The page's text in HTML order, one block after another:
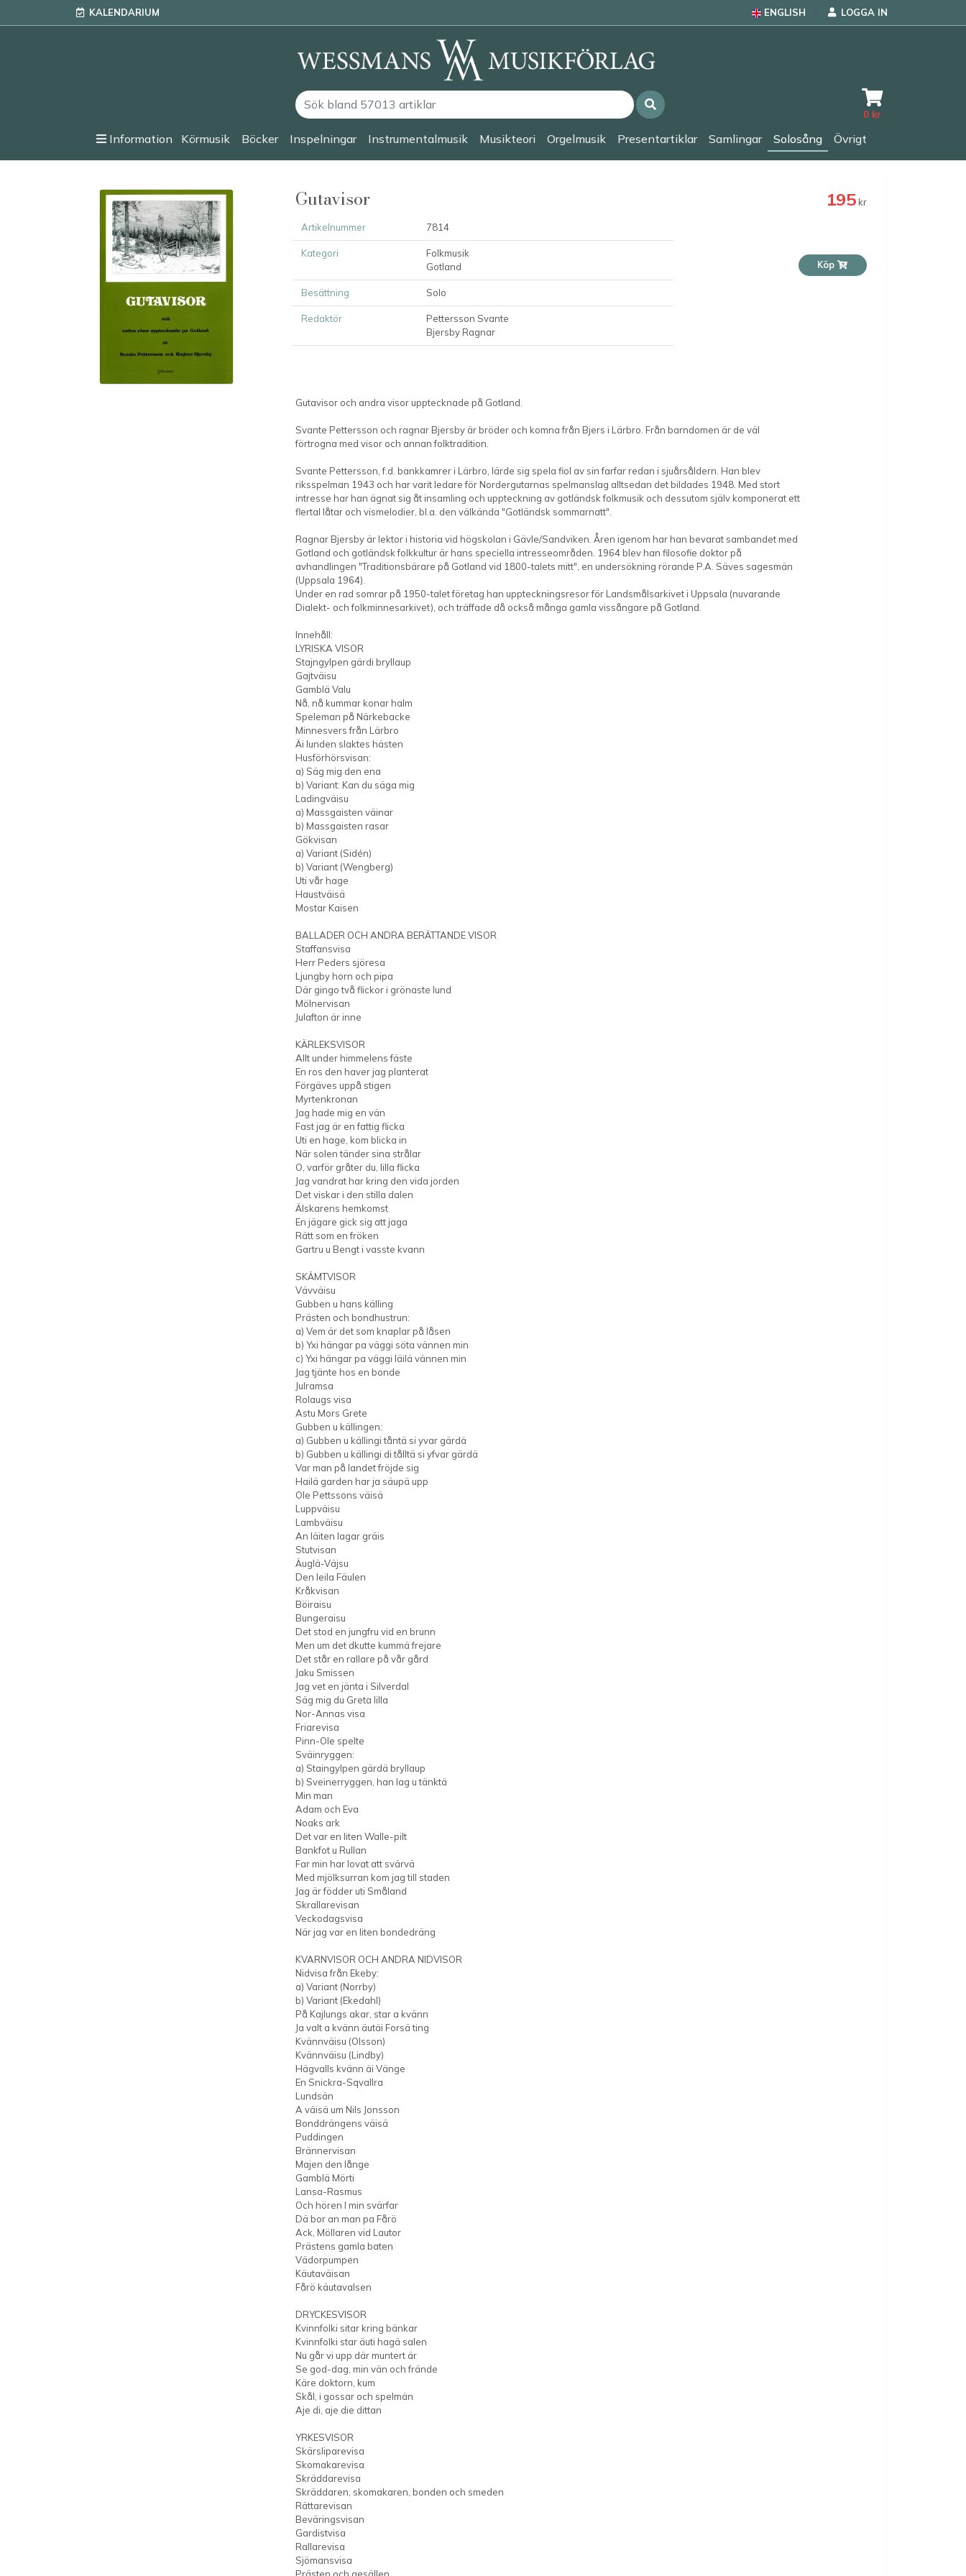
KALENDARIUM ENGLISH LOGGA IN
0 kr
Information Körmusik Böcker Inspelningar Instrumentalmusik Musikteori Orgelmusik Presentartiklar Samlingar Solosång Övrigt
Gutavisor
Artikelnummer 7814
Kategori
Folkmusik
Gotland
Besättning Solo
Redaktör
Pettersson Svante
Bjersby Ragnar
195 kr
Köp
Gutavisor och andra visor upptecknade på Gotland.
Svante Pettersson och ragnar Bjersby är bröder och komna från Bjers i Lärbro. Från barndomen är de väl
förtrogna med visor och annan folktradition.
Svante Pettersson, f.d. bankkamrer i Lärbro, lärde sig spela fiol av sin farfar redan i sjuårsåldern. Han blev
riksspelman 1943 och har varit ledare för Nordergutarnas spelmanslag alltsedan det bildades 1948. Med stort
intresse har han ägnat sig åt insamling och uppteckning av gotländsk folkmusik och dessutom själv komponerat ett
flertal låtar och vismelodier, bl.a. den välkända "Gotländsk sommarnatt".
Ragnar Bjersby är lektor i historia vid högskolan i Gävle/Sandviken. Åren igenom har han bevarat sambandet med
Gotland och gotländsk folkkultur är hans speciella intresseområden. 1964 blev han filosofie doktor på
avhandlingen "Traditionsbärare på Gotland vid 1800-talets mitt", en undersökning rörande P.A. Säves sagesmän
(Uppsala 1964).
Under en rad somrar på 1950-talet företag han uppteckningsresor för Landsmålsarkivet i Uppsala (nuvarande
Dialekt- och folkminnesarkivet), och träffade då också många gamla vissångare på Gotland.
Innehåll:
LYRISKA VISOR
Stajngylpen gärdi bryllaup
Gajtväisu
Gamblä Valu
Nå, nå kummar konar halm
Speleman på Närkebacke
Minnesvers från Lärbro
Äi lunden slaktes hästen
Husförhörsvisan:
a) Säg mig den ena
b) Variant: Kan du säga mig
Ladingväisu
a) Massgaisten väinar
b) Massgaisten rasar
Gökvisan
a) Variant (Sidén)
b) Variant (Wengberg)
Uti vår hage
Haustväisä
Mostar Kaisen
BALLADER OCH ANDRA BERÄTTANDE VISOR
Staffansvisa
Herr Peders sjöresa
Ljungby horn och pipa
Där gingo två flickor i grönaste lund
Mölnervisan
Julafton är inne
KÄRLEKSVISOR
Allt under himmelens fäste
En ros den haver jag planterat
Förgäves uppå stigen
Myrtenkronan
Jag hade mig en vän
Fast jag är en fattig flicka
Uti en hage, kom blicka in
När solen tänder sina strålar
O, varför gråter du, lilla flicka
Jag vandrat har kring den vida jorden
Det viskar i den stilla dalen
Älskarens hemkomst
En jägare gick sig att jaga
Rätt som en fröken
Gartru u Bengt i vasste kvann
SKÄMTVISOR
Vävväisu
Gubben u hans källing
Prästen och bondhustrun:
a) Vem är det som knaplar på låsen
b) Yxi hängar pa väggi söta vännen min
c) Yxi hängar pa väggi läilä vännen min
Jag tjänte hos en bonde
Julramsa
Rolaugs visa
Astu Mors Grete
Gubben u källingen:
a) Gubben u källingi tåntä si yvar gärdä
b) Gubben u källingi di tålltä si yfvar gärdä
Var man på landet fröjde sig
Hailä garden har ja säupä upp
Ole Pettssons väisä
Luppväisu
Lambväisu
An läiten lagar gräis
Stutvisan
Äuglä-Väjsu
Den leila Fäulen
Kråkvisan
Böiraisu
Bungeraisu
Det stod en jungfru vid en brunn
Men um det dkutte kummä frejare
Det står en rallare på vår gård
Jaku Smissen
Jag vet en jänta i Silverdal
Säg mig du Greta lilla
Nor-Annas visa
Friarevisa
Pinn-Ole spelte
Sväinryggen:
a) Staingylpen gärdä bryllaup
b) Sveinerryggen, han lag u tänktä
Min man
Adam och Eva
Noaks ark
Det var en liten Walle-pilt
Bankfot u Rullan
Far min har lovat att svärvä
Med mjölksurran kom jag till staden
Jag är födder uti Småland
Skrallarevisan
Veckodagsvisa
När jag var en liten bondedräng
KVARNVISOR OCH ANDRA NIDVISOR
Nidvisa från Ekeby:
a) Variant (Norrby)
b) Variant (Ekedahl)
På Kajlungs akar, star a kvänn
Ja valt a kvänn äutäi Forsä ting
Kvännväisu (Olsson)
Kvännväisu (Lindby)
Hägvalls kvänn äi Vänge
En Snickra-Sqvallra
Lundsän
A väisä um Nils Jonsson
Bonddrängens väisä
Puddingen
Brännervisan
Majen den långe
Gamblä Mörti
Lansa-Rasmus
Och hören I min svärfar
Dä bor an man pa Fårö
Ack, Möllaren vid Lautor
Prästens gamla baten
Vädorpumpen
Käutaväisan
Fårö käutavalsen
DRYCKESVISOR
Kvinnfolki sitar kring bänkar
Kvinnfolki star äuti hagä salen
Nu går vi upp där muntert är
Se god-dag, min vän och frände
Käre doktorn, kum
Skål, i gossar och spelmän
Aje di, aje die dittan
YRKESVISOR
Skärsliparevisa
Skomakarevisa
Skräddarevisa
Skräddaren, skomakaren, bonden och smeden
Rättarevisan
Beväringsvisan
Gardistvisa
Rallarevisa
Sjömansvisa
Prästen och gesällen